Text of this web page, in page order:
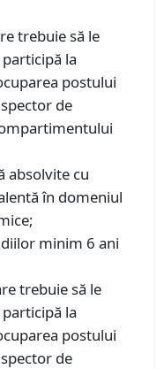
trebuie să le
la
postului
de
absolvite cu
în domeniul
minim 6 ani
trebuie să le
la
postului
de